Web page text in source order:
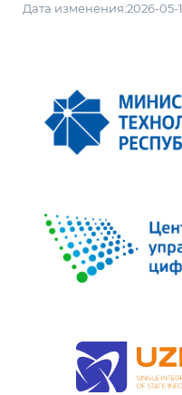
Дата изменения:2026-05-